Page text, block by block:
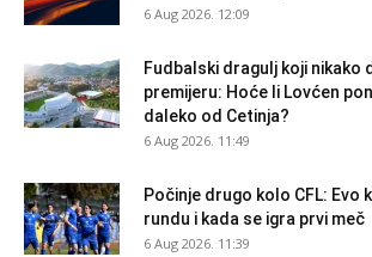
6 Aug 2026. 12:09
Fudbalski dragulj koji nikako
premijeru: Hoće li Lovćen
daleko od Cetinja?
6 Aug 2026. 11:49
Počinje drugo kolo CFL: Evo
rundu i kada se igra prvi meč
6 Aug 2026. 11:39